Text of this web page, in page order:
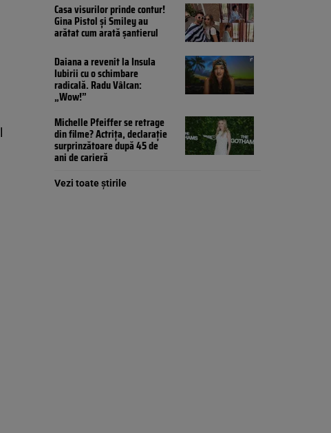
Casa visurilor prinde contur!
Gina Pistol și Smiley au
arătat cum arată șantierul
Daiana a revenit la Insula
Iubirii cu o schimbare
radicală. Radu Vâlcan:
„Wow!”
Michelle Pfeiffer se retrage
din filme? Actrița, declarație
surprinzătoare după 45 de
ani de carieră
Vezi toate știrile